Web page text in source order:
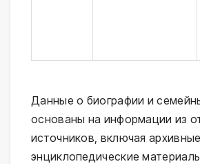
Данные о биографии и
основаны на информации из
источников, включая
энциклопедические